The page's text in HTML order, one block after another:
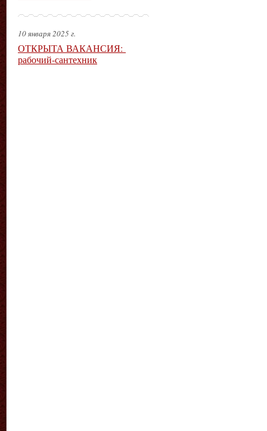
10 января 2025 г.
ОТКРЫТА ВАКАНСИЯ:
рабочий-сантехник